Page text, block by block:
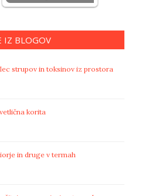
IZ BLOGOV
strupov in toksinov iz prostora
korita
in druge v termah